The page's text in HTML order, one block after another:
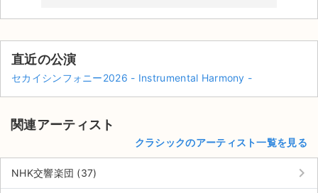
AIに質問する
よくある質問
お知らせ
直近の公演
セカイシンフォニー2026 - Instrumental Harmony -
関連アーティスト
クラシックのアーティスト一覧を見る
NHK交響楽団 (37) keyboard_arrow_right